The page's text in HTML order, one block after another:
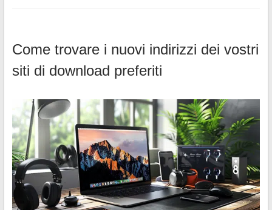
Come trovare i nuovi indirizzi dei vostri
siti di download preferiti